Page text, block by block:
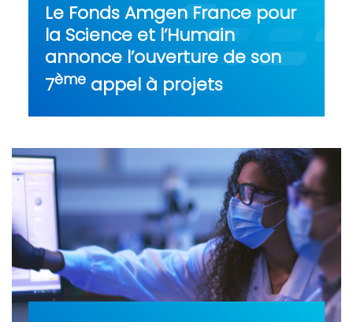
Le Fonds Amgen France pour
la Science et l’Humain
annonce l’ouverture de son
7èmeappel à projets